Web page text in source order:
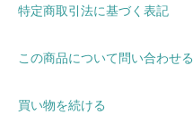
特定商取引法に基づく表記
この商品について問い合わせる
買い物を続ける